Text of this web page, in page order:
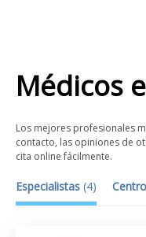
Médicos
Los mejores profesionales
contacto, las opiniones de
cita online fácilmente.
Especialistas (4)